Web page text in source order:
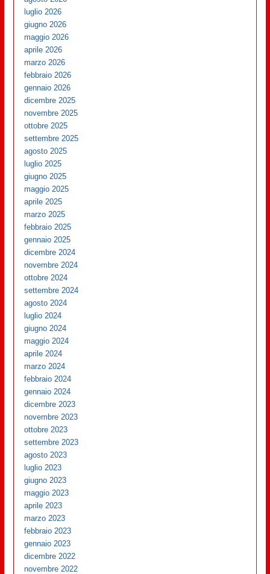
luglio 2026
giugno 2026
maggio 2026
aprile 2026
marzo 2026
febbraio 2026
gennaio 2026
dicembre 2025
novembre 2025
ottobre 2025
settembre 2025
agosto 2025
luglio 2025
giugno 2025
maggio 2025
aprile 2025
marzo 2025
febbraio 2025
gennaio 2025
dicembre 2024
novembre 2024
ottobre 2024
settembre 2024
agosto 2024
luglio 2024
giugno 2024
maggio 2024
aprile 2024
marzo 2024
febbraio 2024
gennaio 2024
dicembre 2023
novembre 2023
ottobre 2023
settembre 2023
agosto 2023
luglio 2023
giugno 2023
maggio 2023
aprile 2023
marzo 2023
febbraio 2023
gennaio 2023
dicembre 2022
novembre 2022